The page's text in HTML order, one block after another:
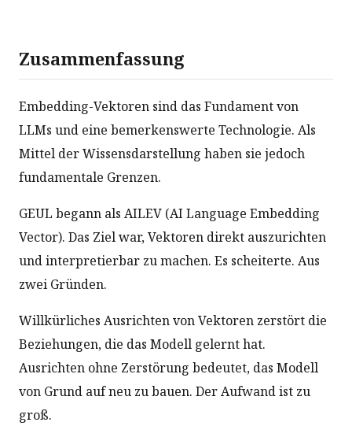
Zusammenfassung
Embedding-Vektoren sind das Fundament von
LLMs und eine bemerkenswerte Technologie. Als
Mittel der Wissensdarstellung haben sie jedoch
fundamentale Grenzen.
GEUL begann als AILEV (AI Language Embedding
Vector). Das Ziel war, Vektoren direkt auszurichten
und interpretierbar zu machen. Es scheiterte. Aus
zwei Gründen.
Willkürliches Ausrichten von Vektoren zerstört die
Beziehungen, die das Modell gelernt hat.
Ausrichten ohne Zerstörung bedeutet, das Modell
von Grund auf neu zu bauen. Der Aufwand ist zu
groß.